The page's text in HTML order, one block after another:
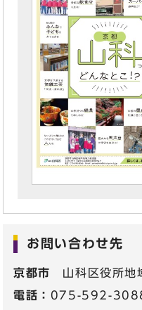
お問い合わせ先
京都市
山科区役所地
電話： 075-592-